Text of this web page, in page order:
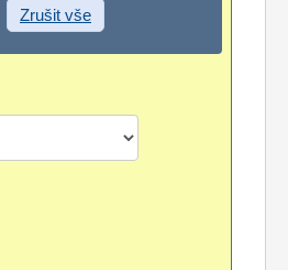
Zrušit vše